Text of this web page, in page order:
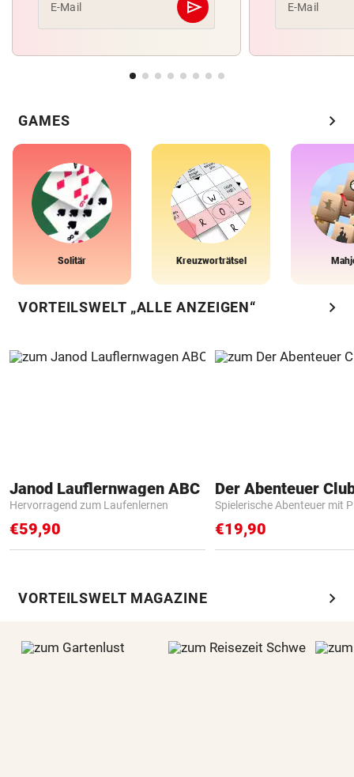
E-Mail send
Abschicken E-Mail
GAMES chevron_right
Solitär Kreuzworträtsel
VORTEILSWELT „ALLE ANZEIGEN“ chevron_right
Janod Lauflernwagen ABC
Hervorragend zum Laufenlernen
€59,90
Der Abenteuer
Spielerische Abenteuer mit
€19,90
VORTEILSWELT MAGAZINE chevron_right